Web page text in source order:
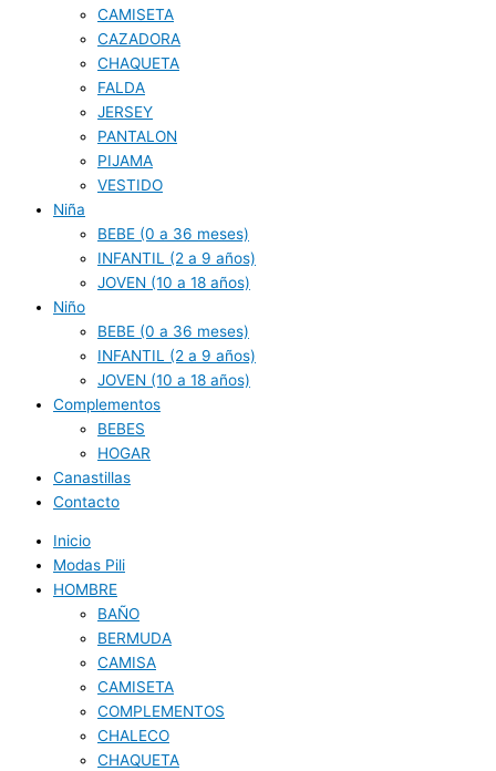
CAMISETA
CAZADORA
CHAQUETA
FALDA
JERSEY
PANTALON
PIJAMA
VESTIDO
Niña
BEBE (0 a 36 meses)
INFANTIL (2 a 9 años)
JOVEN (10 a 18 años)
Niño
BEBE (0 a 36 meses)
INFANTIL (2 a 9 años)
JOVEN (10 a 18 años)
Complementos
BEBES
HOGAR
Canastillas
Contacto
Inicio
Modas Pili
HOMBRE
BAÑO
BERMUDA
CAMISA
CAMISETA
COMPLEMENTOS
CHALECO
CHAQUETA